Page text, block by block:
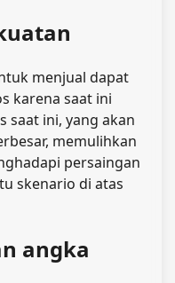
menjual dapat
karena saat ini
saat ini, yang akan
memulihkan
persaingan
skenario di atas
angka